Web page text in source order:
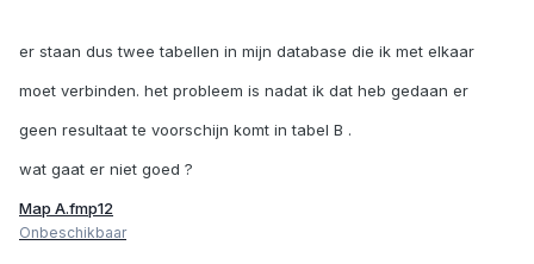
er staan dus twee tabellen in mijn database die ik met elkaar
moet verbinden. het probleem is nadat ik dat heb gedaan er
geen resultaat te voorschijn komt in tabel B .
wat gaat er niet goed ?
Map A.fmp12
Onbeschikbaar